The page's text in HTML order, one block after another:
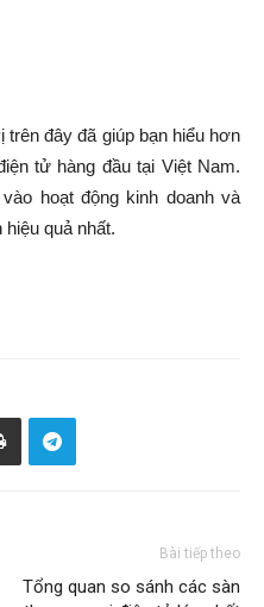
trên đây đã giúp bạn hiểu hơn
tử hàng đầu tại Việt Nam.
hoạt động kinh doanh và
quả nhất.
Bài tiếp theo
Tổng quan so sánh các sàn